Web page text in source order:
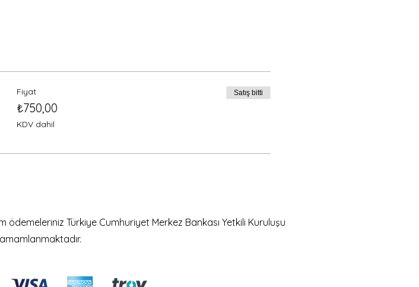
Fiyat
₺750,00
KDV dahil
Satış bitti
Türkiye Cumhuriyet Merkez Bankası Yetkili Kuruluşu